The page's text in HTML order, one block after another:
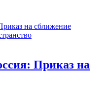
Приказ на